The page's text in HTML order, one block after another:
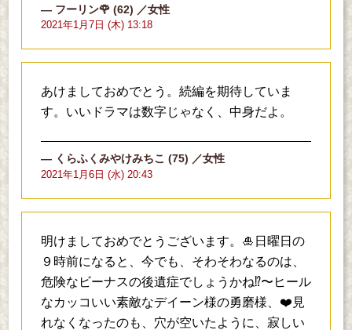
フーリン🌹(62) ／女性
2021年1月7日 (木) 13:18
あけましておめでとう。続編を期待していま
す。いいドラマは数字じゃなく、中身だよ。
くらふくみやけみちこ (75) ／女性
2021年1月6日 (水) 20:43
明けましておめでとうございます。🎍日曜日の
９時前になると、今でも、そわそわなるのは、
危険なビーナスの後遺症でしょうかね⁉️〜ヒール
なカッコいい素敵なデイーン様の勇磨様、❤️見
れなくなったのも、穴が空いたように、寂しい